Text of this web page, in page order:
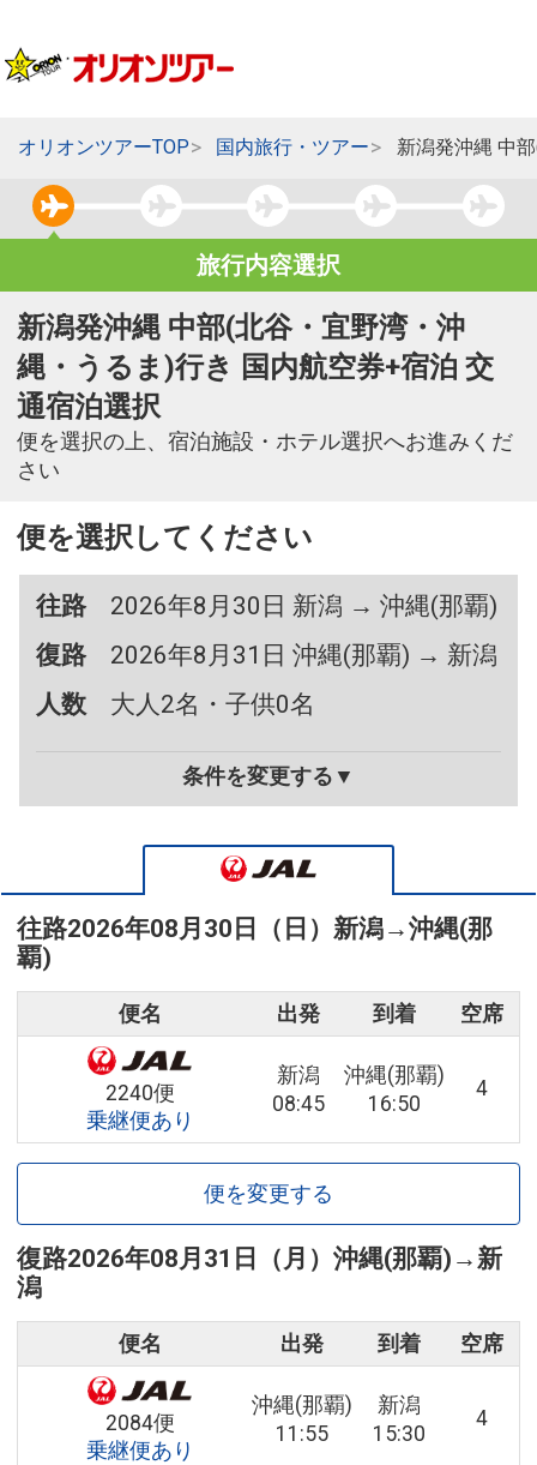
オリオンツアーTOP 国内旅行・ツアー 新潟発沖縄 中
旅行内容選択
新潟発沖縄 中部(北谷・宜野湾・沖
縄・うるま)行き 国内航空券+宿泊 交
通宿泊選択
便を選択の上、宿泊施設・ホテル選択へお進みくだ
さい
便を選択してください
往路
2026年8月30日 新潟 → 沖縄(那覇)
復路
2026年8月31日 沖縄(那覇) → 新潟
人数
大人2名・子供0名
条件を変更する▼
往路2026年08月30日（日） 新潟→沖縄(那
覇)
便名 出発 到着 空席
2240便
乗継便あり
新潟
08:45
沖縄(那覇)
16:50
4
便を変更する
復路2026年08月31日（月） 沖縄(那覇) →新
潟
便名 出発 到着 空席
2084便
乗継便あり
沖縄(那覇)
11:55
新潟
15:30
4